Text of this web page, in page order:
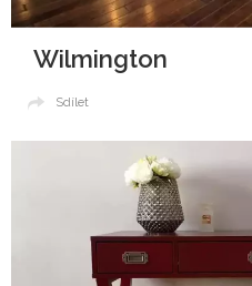
Wilmington
Sdílet